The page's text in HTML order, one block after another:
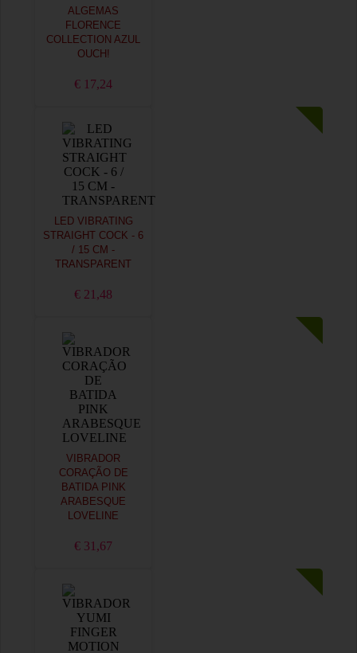
ALGEMAS
FLORENCE
COLLECTION AZUL
OUCH!
€ 17,24
LED VIBRATING
STRAIGHT COCK - 6
/ 15 CM -
TRANSPARENT
€ 21,48
VIBRADOR
CORAÇÃO DE
BATIDA PINK
ARABESQUE
LOVELINE
€ 31,67